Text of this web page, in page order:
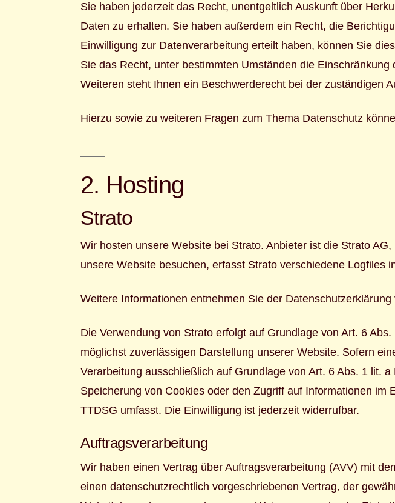
Sie haben jederzeit das Recht, unentgeltlich Auskunft über
Daten zu erhalten. Sie haben außerdem ein Recht, die
Einwilligung zur Datenverarbeitung erteilt haben, können Sie
Sie das Recht, unter bestimmten Umständen die
Weiteren steht Ihnen ein Beschwerderecht bei der zuständigen
Hierzu sowie zu weiteren Fragen zum Thema Datenschutz
2. Hosting
Strato
Wir hosten unsere Website bei Strato. Anbieter ist die Strato
unsere Website besuchen, erfasst Strato verschiedene Logfiles
Weitere Informationen entnehmen Sie der Datenschutzerklärung
Die Verwendung von Strato erfolgt auf Grundlage von Art. 6
möglichst zuverlässigen Darstellung unserer Website. Sofern
Verarbeitung ausschließlich auf Grundlage von Art. 6 Abs. 1 lit.
Speicherung von Cookies oder den Zugriff auf Informationen
TTDSG umfasst. Die Einwilligung ist jederzeit widerrufbar.
Auftragsverarbeitung
Wir haben einen Vertrag über Auftragsverarbeitung (AVV) mit
einen datenschutzrechtlich vorgeschriebenen Vertrag, der